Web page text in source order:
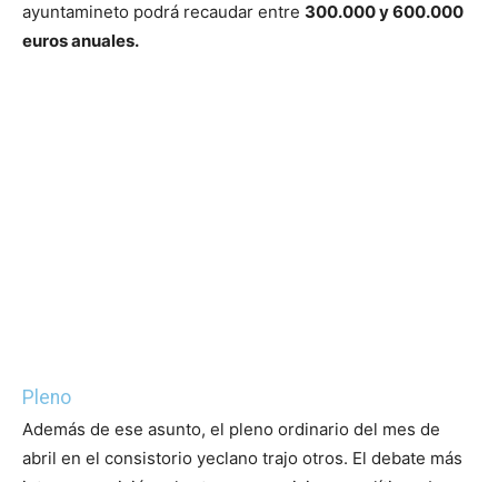
ayuntamineto podrá recaudar entre 300.000 y 600.000
euros anuales.
Pleno
Además de ese asunto, el pleno ordinario del mes de
abril en el consistorio yeclano trajo otros. El debate más